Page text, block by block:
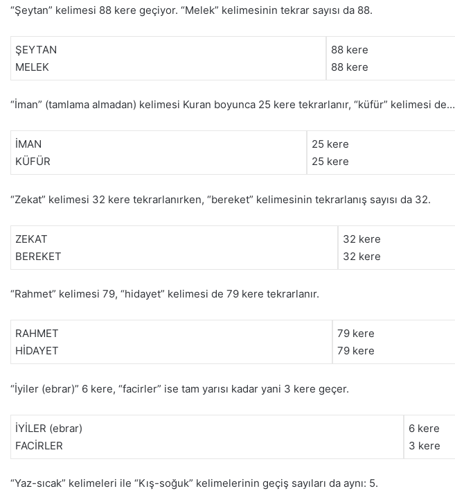
“Şeytan” kelimesi 88 kere geçiyor. “Melek” kelimesinin tekrar sayısı da 88.
ŞEYTAN
MELEK
88 kere
88 kere
“İman” (tamlama almadan) kelimesi Kuran boyunca 25 kere tekrarlanır, “küfür” kelimesi de…
İMAN
KÜFÜR
25 kere
25 kere
“Zekat” kelimesi 32 kere tekrarlanırken, “bereket” kelimesinin tekrarlanış sayısı da 32.
ZEKAT
BEREKET
32 kere
32 kere
“Rahmet” kelimesi 79, “hidayet” kelimesi de 79 kere tekrarlanır.
RAHMET
HİDAYET
79 kere
79 kere
“İyiler (ebrar)” 6 kere, “facirler” ise tam yarısı kadar yani 3 kere geçer.
İYİLER (ebrar)
FACİRLER
6 kere
3 kere
“Yaz-sıcak” kelimeleri ile “Kış-soğuk” kelimelerinin geçiş sayıları da aynı: 5.